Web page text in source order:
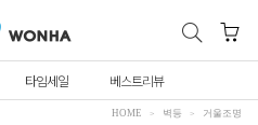
타임세일 베스트리뷰
HOME 벽등 거울조명